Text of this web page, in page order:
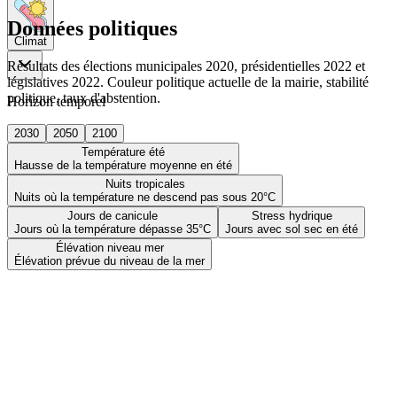
Climat
Horizon temporel
2030 2050
2100
Température été
Hausse de la température moyenne en été
Nuits tropicales
Nuits où la température ne descend pas sous 20°C
Jours de canicule
Jours où la température dépasse 35°C
Stress hydrique
Jours avec sol sec en été
Élévation niveau mer
Élévation prévue du niveau de la mer
Données politiques
Résultats des élections municipales 2020, présidentielles 2022 et
législatives 2022. Couleur politique actuelle de la mairie, stabilité
politique, taux d'abstention.